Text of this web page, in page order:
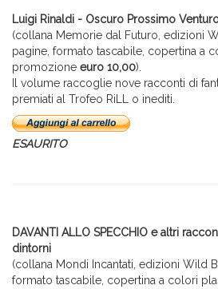
Luigi Rinaldi - Oscuro Prossimo
(collana Memorie dal Futuro, edizioni
pagine, formato tascabile, copertina a
promozione euro 10,00).
Il volume raccoglie nove racconti di
premiati al Trofeo RiLL o inediti.
ESAURITO
DAVANTI ALLO SPECCHIO e altri
dintorni
(collana Mondi Incantati, edizioni Wild
formato tascabile, copertina a colori